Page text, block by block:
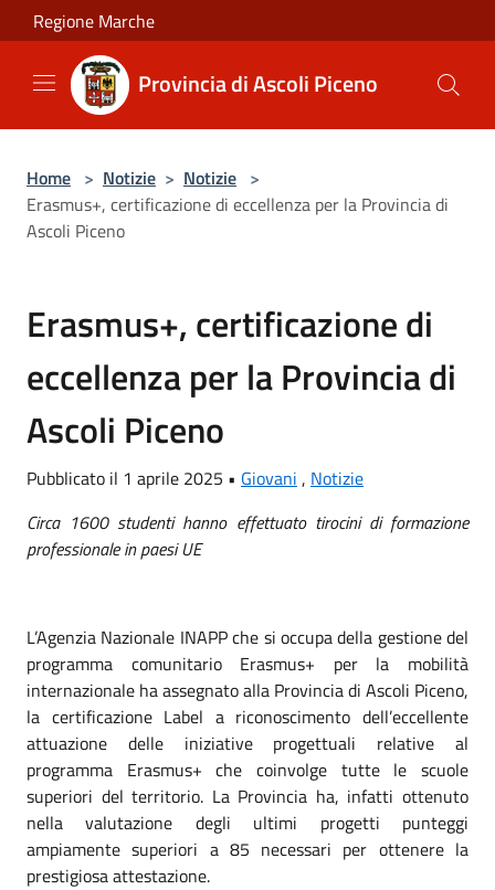
Salta al contenuto principale
Regione Marche
Provincia di Ascoli Piceno
Home > Notizie > Notizie >
Erasmus+, certificazione di eccellenza per la Provincia di
Ascoli Piceno
Erasmus+, certificazione di
eccellenza per la Provincia di
Ascoli Piceno
Pubblicato il 1 aprile 2025 • Giovani , Notizie
Circa 1600 studenti hanno effettuato tirocini di formazione
professionale in paesi UE
L’Agenzia Nazionale INAPP che si occupa della gestione del
programma comunitario Erasmus+ per la mobilità
internazionale ha assegnato alla Provincia di Ascoli Piceno,
la certificazione Label a riconoscimento dell’eccellente
attuazione delle iniziative progettuali relative al
programma Erasmus+ che coinvolge tutte le scuole
superiori del territorio. La Provincia ha, infatti ottenuto
nella valutazione degli ultimi progetti punteggi
ampiamente superiori a 85 necessari per ottenere la
prestigiosa attestazione.